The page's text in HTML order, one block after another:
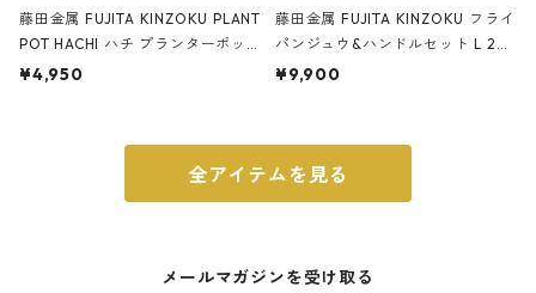
藤田金属 FUJITA KINZOKU PLANT
POT HACHI ハチ プランターポッ
ト 3号 ブラック
¥4,950
藤田金属 FUJITA KINZOKU フライ
パンジュウ&ハンドルセット L 24c
m ガス火・IH対応 鉄フライパン
¥9,900
全アイテムを見る
メールマガジンを受け取る